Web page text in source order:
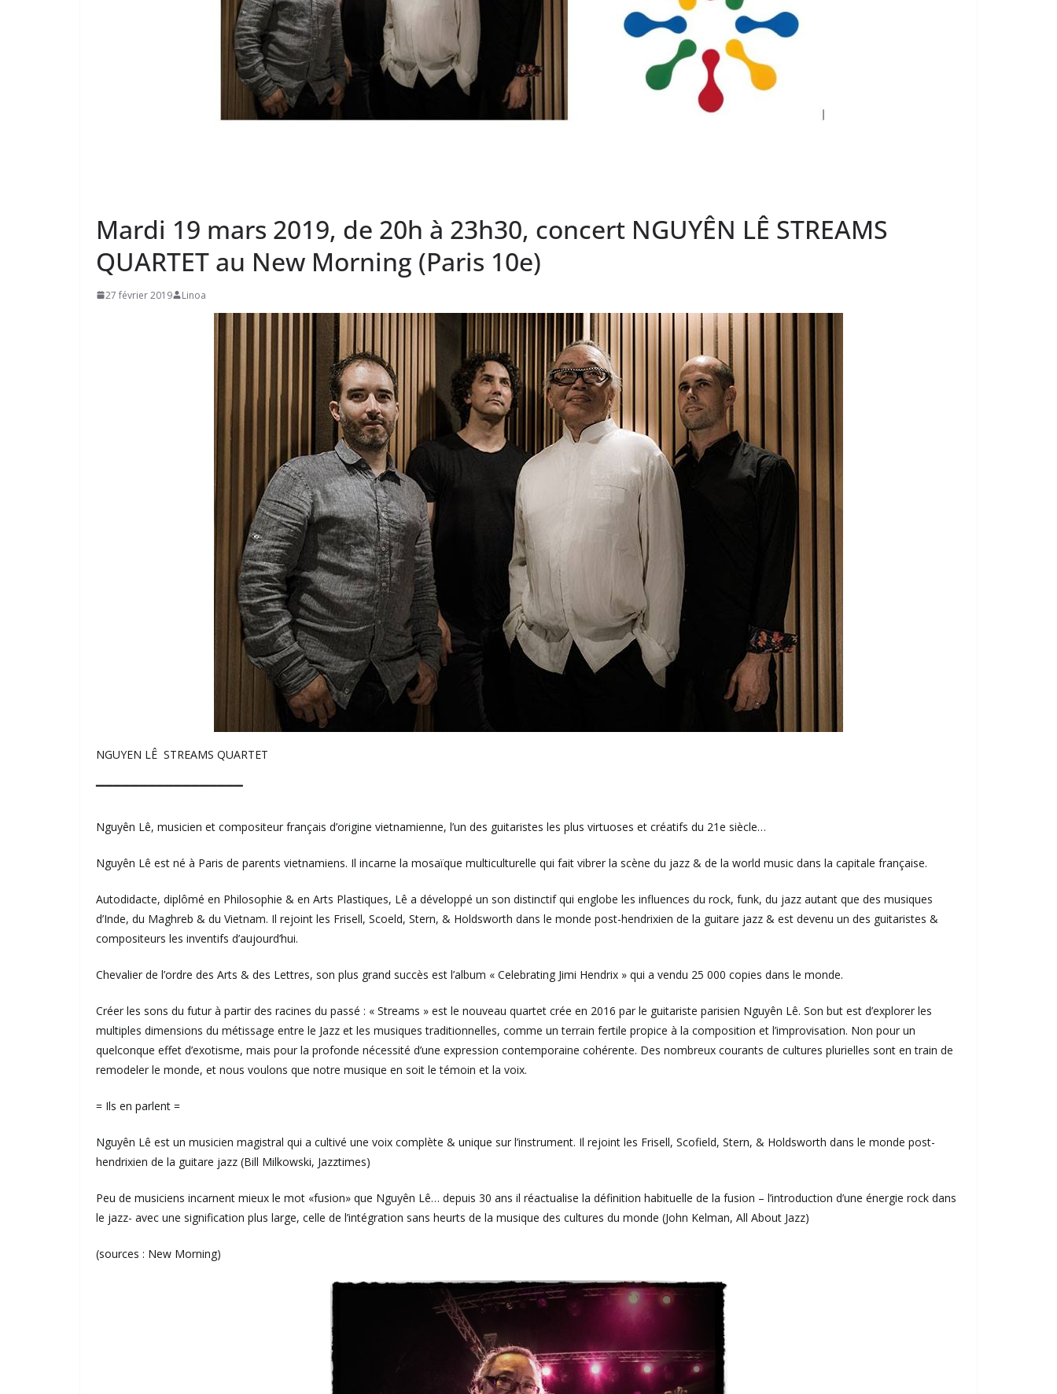
Mardi 19 mars 2019, de 20h à 23h30, concert NGUYÊN LÊ STREAMS
QUARTET au New Morning (Paris 10e)
27 février 2019 Linoa
NGUYEN LÊ STREAMS QUARTET
▔▔▔▔▔▔▔▔▔▔▔▔▔▔▔▔▔
Nguyên Lê, musicien et compositeur français d’origine vietnamienne, l’un des guitaristes les plus virtuoses et créatifs du 21e siècle…
Nguyên Lê est né à Paris de parents vietnamiens. Il incarne la mosaïque multiculturelle qui fait vibrer la scène du jazz & de la world music dans la capitale française.
Autodidacte, diplômé en Philosophie & en Arts Plastiques, Lê a développé un son distinctif qui englobe les influences du rock, funk, du jazz autant que des musiques
d’Inde, du Maghreb & du Vietnam. Il rejoint les Frisell, Scoeld, Stern, & Holdsworth dans le monde post-hendrixien de la guitare jazz & est devenu un des guitaristes &
compositeurs les inventifs d’aujourd’hui.
Chevalier de l’ordre des Arts & des Lettres, son plus grand succès est l’album « Celebrating Jimi Hendrix » qui a vendu 25 000 copies dans le monde.
Créer les sons du futur à partir des racines du passé : « Streams » est le nouveau quartet crée en 2016 par le guitariste parisien Nguyên Lê. Son but est d’explorer les
multiples dimensions du métissage entre le Jazz et les musiques traditionnelles, comme un terrain fertile propice à la composition et l’improvisation. Non pour un
quelconque effet d’exotisme, mais pour la profonde nécessité d’une expression contemporaine cohérente. Des nombreux courants de cultures plurielles sont en train de
remodeler le monde, et nous voulons que notre musique en soit le témoin et la voix.
= Ils en parlent =
Nguyên Lê est un musicien magistral qui a cultivé une voix complète & unique sur l’instrument. Il rejoint les Frisell, Scofield, Stern, & Holdsworth dans le monde post-
hendrixien de la guitare jazz (Bill Milkowski, Jazztimes)
Peu de musiciens incarnent mieux le mot «fusion» que Nguyên Lê… depuis 30 ans il réactualise la définition habituelle de la fusion – l’introduction d’une énergie rock dans
le jazz- avec une signification plus large, celle de l’intégration sans heurts de la musique des cultures du monde (John Kelman, All About Jazz)
(sources : New Morning)